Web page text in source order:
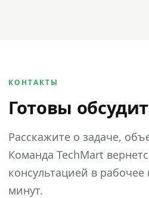
КОНТАКТЫ
Готовы
Расскажите о задаче,
Команда TechMart
консультацией в
минут.